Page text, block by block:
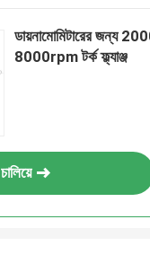
ডায়নামোমিটারের জন্য
8000rpm টর্ক ফ্ল্যাঞ্জ
চালিয়ে